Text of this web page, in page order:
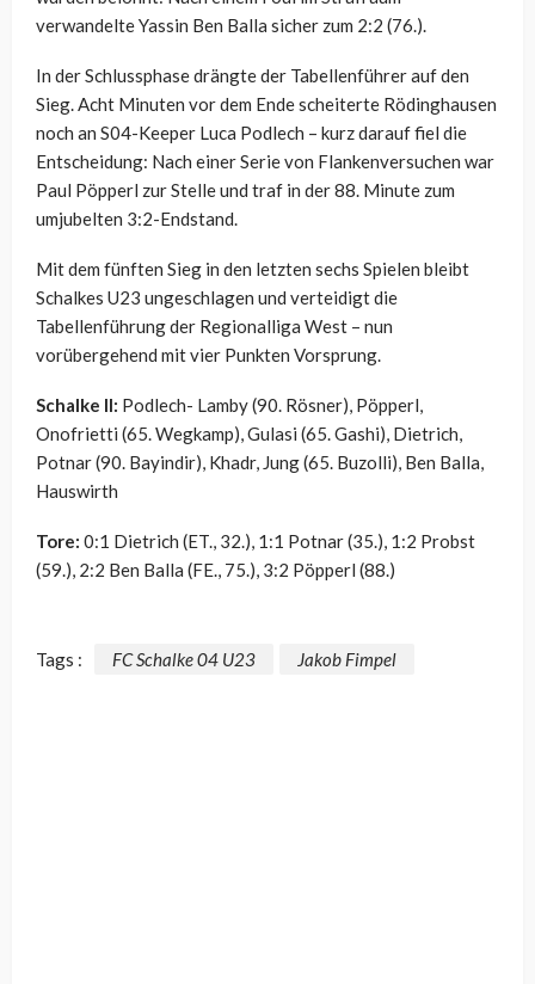
verwandelte Yassin Ben Balla sicher zum 2:2 (76.).
In der Schlussphase drängte der Tabellenführer auf den
Sieg. Acht Minuten vor dem Ende scheiterte Rödinghausen
noch an S04-Keeper Luca Podlech – kurz darauf fiel die
Entscheidung: Nach einer Serie von Flankenversuchen war
Paul Pöpperl zur Stelle und traf in der 88. Minute zum
umjubelten 3:2-Endstand.
Mit dem fünften Sieg in den letzten sechs Spielen bleibt
Schalkes U23 ungeschlagen und verteidigt die
Tabellenführung der Regionalliga West – nun
vorübergehend mit vier Punkten Vorsprung.
Schalke II: Podlech- Lamby (90. Rösner), Pöpperl,
Onofrietti (65. Wegkamp), Gulasi (65. Gashi), Dietrich,
Potnar (90. Bayindir), Khadr, Jung (65. Buzolli), Ben Balla,
Hauswirth
Tore: 0:1 Dietrich (ET., 32.), 1:1 Potnar (35.), 1:2 Probst
(59.), 2:2 Ben Balla (FE., 75.), 3:2 Pöpperl (88.)
Tags : FC Schalke 04 U23 Jakob Fimpel